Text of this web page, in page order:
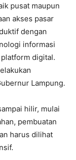
pusat maupun
akses pasar
dengan
informasi
digital.
Lampung.
hilir, mulai
pembuatan
harus dilihat